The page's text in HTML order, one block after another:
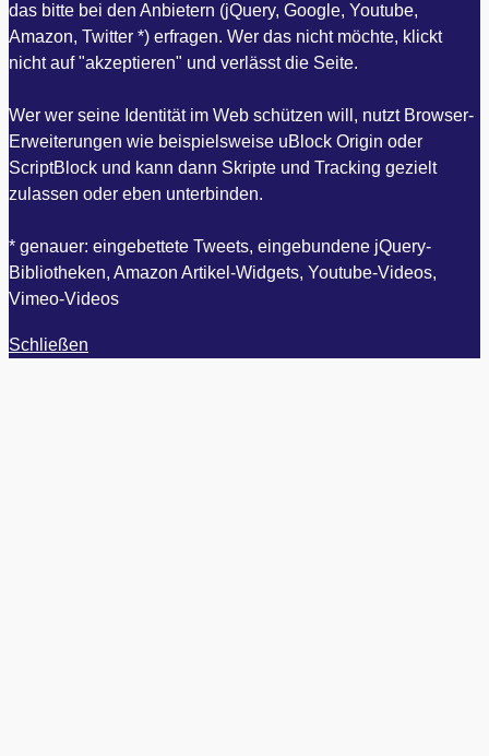
das bitte bei den Anbietern (jQuery, Google, Youtube,
Amazon, Twitter *) erfragen. Wer das nicht möchte, klickt
nicht auf "akzeptieren" und verlässt die Seite.
Wer wer seine Identität im Web schützen will, nutzt Browser-
Erweiterungen wie beispielsweise uBlock Origin oder
ScriptBlock und kann dann Skripte und Tracking gezielt
zulassen oder eben unterbinden.
* genauer: eingebettete Tweets, eingebundene jQuery-
Bibliotheken, Amazon Artikel-Widgets, Youtube-Videos,
Vimeo-Videos
Schließen